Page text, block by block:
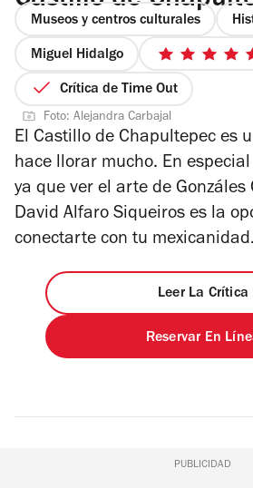
Museos y centros culturales
Miguel Hidalgo
5
Crítica de Time Out
Foto: Alejandra Carbajal
El Castillo de Chapultepec es
hace llorar mucho. En
ya que ver el arte de Gonzáles
David Alfaro Siqueiros es la
conectarte con tu mexicanidad.
Leer La Crítica
Reservar En
PUBLICIDAD